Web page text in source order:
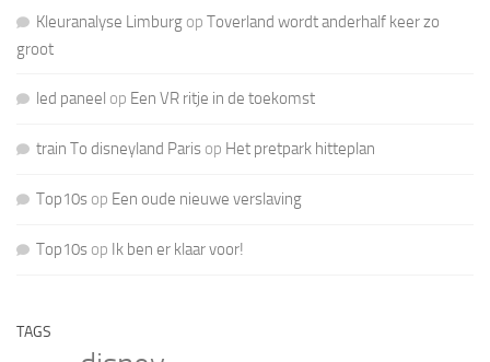
Kleuranalyse Limburg op Toverland wordt anderhalf keer zo
groot
led paneel op Een VR ritje in de toekomst
train To disneyland Paris op Het pretpark hitteplan
Top10s op Een oude nieuwe verslaving
Top10s op Ik ben er klaar voor!
TAGS